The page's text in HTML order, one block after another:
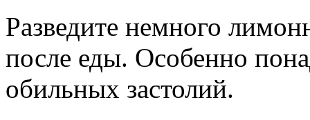
Разведите немного
после еды. Особенно
обильных застолий.